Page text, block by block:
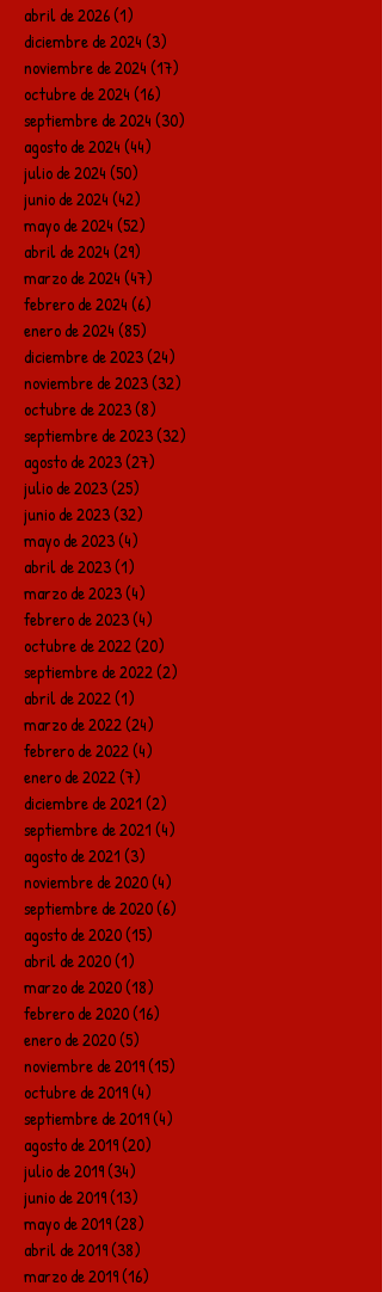
abril de 2026(1)
diciembre de 2024(3)
noviembre de 2024(17)
octubre de 2024(16)
septiembre de 2024(30)
agosto de 2024(44)
julio de 2024(50)
junio de 2024(42)
mayo de 2024(52)
abril de 2024(29)
marzo de 2024(47)
febrero de 2024(6)
enero de 2024(85)
diciembre de 2023(24)
noviembre de 2023(32)
octubre de 2023(8)
septiembre de 2023(32)
agosto de 2023(27)
julio de 2023(25)
junio de 2023(32)
mayo de 2023(4)
abril de 2023(1)
marzo de 2023(4)
febrero de 2023(4)
octubre de 2022(20)
septiembre de 2022(2)
abril de 2022(1)
marzo de 2022(24)
febrero de 2022(4)
enero de 2022(7)
diciembre de 2021(2)
septiembre de 2021(4)
agosto de 2021(3)
noviembre de 2020(4)
septiembre de 2020(6)
agosto de 2020(15)
abril de 2020(1)
marzo de 2020(18)
febrero de 2020(16)
enero de 2020(5)
noviembre de 2019(15)
octubre de 2019(4)
septiembre de 2019(4)
agosto de 2019(20)
julio de 2019(34)
junio de 2019(13)
mayo de 2019(28)
abril de 2019(38)
marzo de 2019(16)